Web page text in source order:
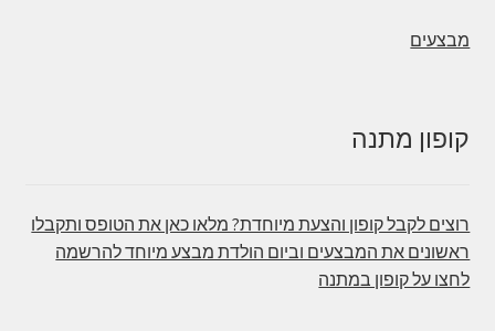
מבצעים
קופון מתנה
רוצים לקבל קופון והצעת מיוחדת? מלאו כאן את הטופס ותקבלו
ראשונים את המבצעים וביום הולדת מבצע מיוחד להרשמה
לחצו על קופון במתנה